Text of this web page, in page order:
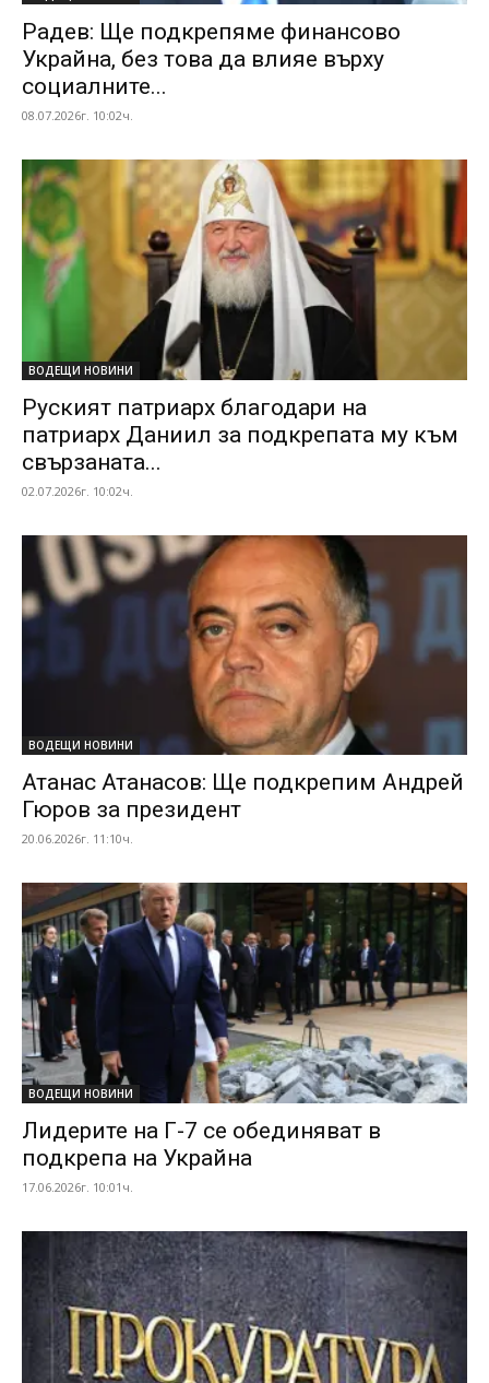
Радев: Ще подкрепяме финансово
Украйна, без това да влияе върху
социалните...
08.07.2026г. 10:02ч.
ВОДЕЩИ НОВИНИ
Руският патриарх благодари на
патриарх Даниил за подкрепата му към
свързаната...
02.07.2026г. 10:02ч.
ВОДЕЩИ НОВИНИ
Атанас Атанасов: Ще подкрепим Андрей
Гюров за президент
20.06.2026г. 11:10ч.
ВОДЕЩИ НОВИНИ
Лидерите на Г-7 се обединяват в
подкрепа на Украйна
17.06.2026г. 10:01ч.